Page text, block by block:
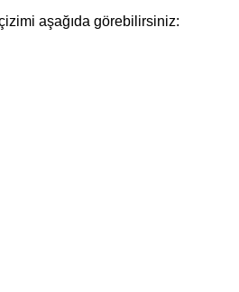
aşağıda görebilirsiniz: